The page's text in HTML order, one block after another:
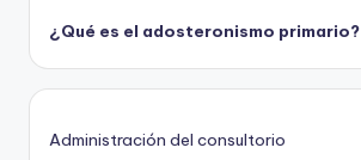
¿Qué es el adosteronismo primario?
Administración del consultorio